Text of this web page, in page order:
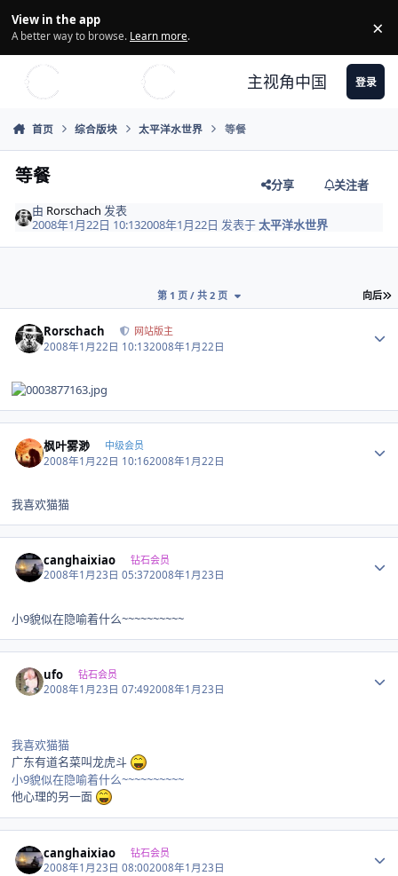
View in the app
A better way to browse. Learn more. ×
主视角中国 登录
首页 综合版块 太平洋水世界 等餐
等餐 分享
关注者
由 Rorschach 发表
2008年1月22日 10:132008年1月22日 发表于太平洋水世界
向后
第 1 页 / 共 2 页
Rorschach 网站版主
2008年1月22日 10:132008年1月22日
枫叶雾渺 中级会员
2008年1月22日 10:162008年1月22日
我喜欢猫猫
canghaixiao 钻石会员
2008年1月23日 05:372008年1月23日
小9貌似在隐喻着什么~~~~~~~~~~
ufo 钻石会员
2008年1月23日 07:492008年1月23日
我喜欢猫猫
广东有道名菜叫龙虎斗
小9貌似在隐喻着什么~~~~~~~~~~
他心理的另一面
canghaixiao 钻石会员
2008年1月23日 08:002008年1月23日